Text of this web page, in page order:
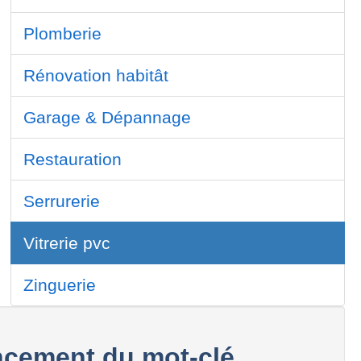
Plomberie
Rénovation habitât
Garage & Dépannage
Restauration
Serrurerie
Vitrerie pvc
Zinguerie